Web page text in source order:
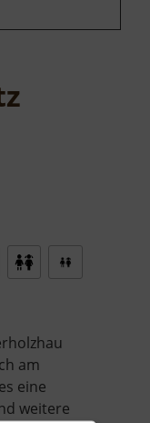
am
eine
weitere